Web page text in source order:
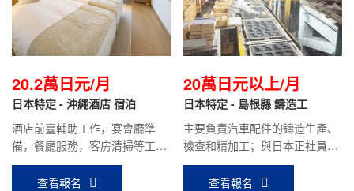
20.2萬日元/月
日本特定 - 沖繩酒店 宿泊
酒店前臺輔助工作，宴會廳準
備，餐廳服務，客房清掃等工
作。月薪20.2萬日元（時給約
1200日元）
查看報名
20萬日元以上/月
日本特定 - 島根縣 鑄造工
主要負責汽車配件的鑄造生產、
檢查和精加工；與日本正社員同
等待遇，目前會社前輩到手月收
入約20萬日元
查看報名